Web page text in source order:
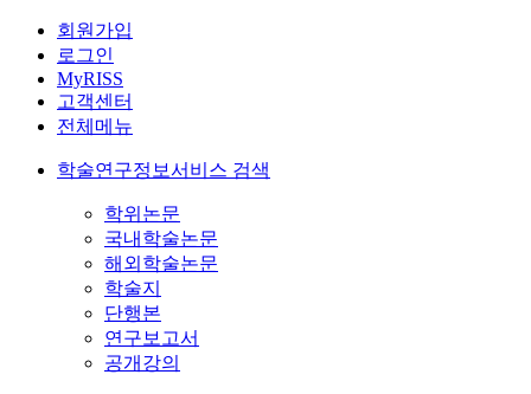
회원가입
로그인
MyRISS
고객센터
전체메뉴
학술연구정보서비스 검색
학위논문
국내학술논문
해외학술논문
학술지
단행본
연구보고서
공개강의